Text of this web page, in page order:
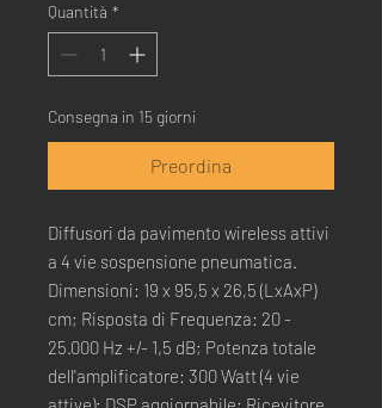
Quantità *
Consegna in 15 giorni
Preordina
Diffusori da pavimento wireless attivi
a 4 vie sospensione pneumatica.
Dimensioni: 19 x 95,5 x 26,5 (LxAxP)
cm; Risposta di Frequenza: 20 -
25.000 Hz +/- 1,5 dB; Potenza totale
dell'amplificatore: 300 Watt (4 vie